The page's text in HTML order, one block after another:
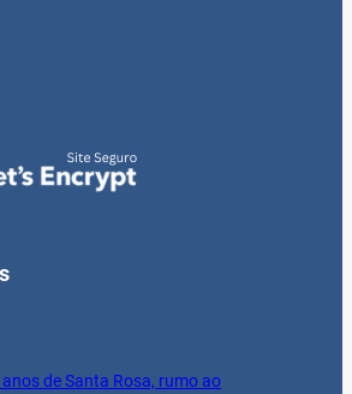
de Santa Rosa, rumo ao